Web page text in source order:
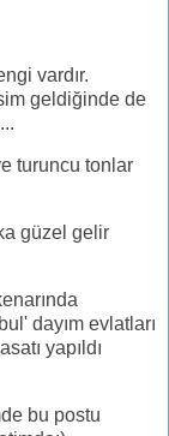
vardır.
geldiğinde de
turuncu tonlar
güzel gelir
dayım evlatları
yapıldı
bu postu